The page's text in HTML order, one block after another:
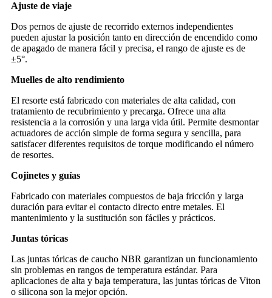
Ajuste de viaje
Dos pernos de ajuste de recorrido externos independientes
pueden ajustar la posición tanto en dirección de encendido como
de apagado de manera fácil y precisa, el rango de ajuste es de
±5°.
Muelles de alto rendimiento
El resorte está fabricado con materiales de alta calidad, con
tratamiento de recubrimiento y precarga. Ofrece una alta
resistencia a la corrosión y una larga vida útil. Permite desmontar
actuadores de acción simple de forma segura y sencilla, para
satisfacer diferentes requisitos de torque modificando el número
de resortes.
Cojinetes y guías
Fabricado con materiales compuestos de baja fricción y larga
duración para evitar el contacto directo entre metales. El
mantenimiento y la sustitución son fáciles y prácticos.
Juntas tóricas
Las juntas tóricas de caucho NBR garantizan un funcionamiento
sin problemas en rangos de temperatura estándar. Para
aplicaciones de alta y baja temperatura, las juntas tóricas de Viton
o silicona son la mejor opción.